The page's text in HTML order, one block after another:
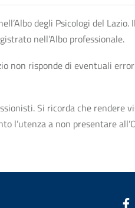
degli Psicologi del Lazio.
nell’Albo professionale.
non risponde di eventuali
Si ricorda che rendere
l’utenza a non presentare